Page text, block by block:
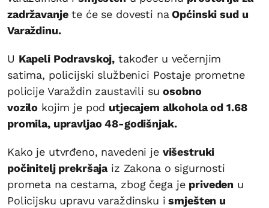
zadržavanjete će se dovesti naOpćinski sud u
Varaždinu.
U Kapeli Podravskoj, također u večernjim
satima, policijski službenici Postaje prometne
policije Varaždin zaustavili suosobno
vozilo kojim je pod utjecajem alkohola od 1.68
promila, upravljao 48-godišnjak.
Kako je utvrđeno, navedeni je višestruki
počinitelj prekršajaiz Zakona o sigurnosti
prometa na cestama, zbog čega je priveden u
Policijsku upravu varaždinsku i smješten u